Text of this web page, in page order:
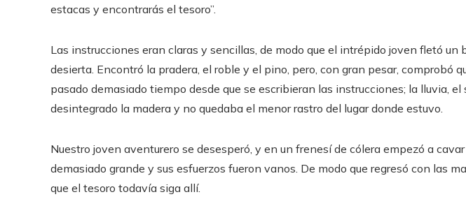
estacas y encontrarás el tesoro”.
Las instrucciones eran claras y sencillas, de modo que el intrépido joven fletó un
desierta. Encontró la pradera, el roble y el pino, pero, con gran pesar, comprobó
pasado demasiado tiempo desde que se escribieran las instrucciones; la lluvia,
desintegrado la madera y no quedaba el menor rastro del lugar donde estuvo.
Nuestro joven aventurero se desesperó, y en un frenesí de cólera empezó a
demasiado grande y sus esfuerzos fueron vanos. De modo que regresó con las
que el tesoro todavía siga allí.